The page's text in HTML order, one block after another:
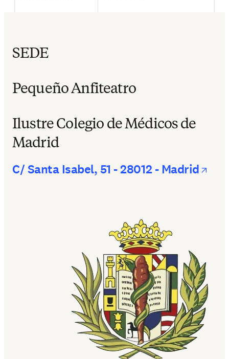
SEDE
Pequeño Anfiteatro
Ilustre Colegio de Médicos de
Madrid
C/ Santa Isabel, 51 - 28012 - Madrid